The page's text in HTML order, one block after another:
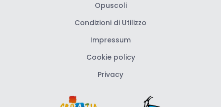
Opuscoli
Condizioni di Utilizzo
Impressum
Cookie policy
Privacy